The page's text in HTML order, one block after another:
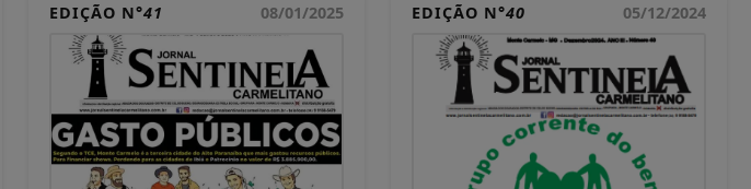
EDIÇÃO N°41 08/01/2025 EDIÇÃO N°40 05/12/2024